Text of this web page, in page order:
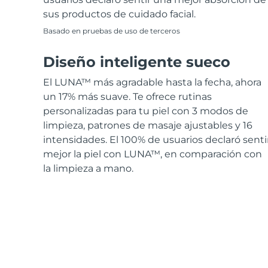
sus productos de cuidado facial.
Basado en pruebas de uso de terceros
Diseño inteligente sueco
El LUNA™ más agradable hasta la fecha, ahora
un 17% más suave. Te ofrece rutinas
personalizadas para tu piel con 3 modos de
limpieza, patrones de masaje ajustables y 16
intensidades. El 100% de usuarios declaró
mejor la piel con LUNA™, en comparación con
la limpieza a mano.